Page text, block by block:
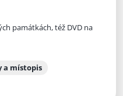
památkách, též DVD na
a místopis